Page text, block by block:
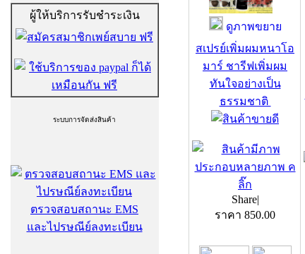
ผู้ให้บริการรับชำระเงิน
ระบบการจัดส่งสินค้า
ตรวจสอบสถานะ EMS
และไปรษณีย์ลงทะเบียน
ดูภาพขยาย
สเปรย์เพิ่มผมหนาโอ
มาร์ ชารีฟเพิ่มผม
ทันใจอย่างเป็น
ธรรมชาติ
Share|
ราคา 850.00